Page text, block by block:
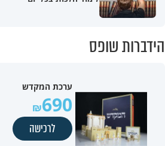
הידברות שופס
ערכת המקדש
690
לרכישה